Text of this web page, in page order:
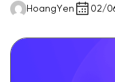
HoangYen 02/